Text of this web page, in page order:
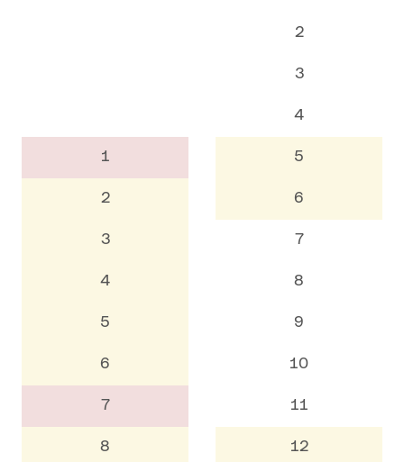
1
2
3
4
5
6
7
8
2
3
4
5
6
7
8
9
10
11
12